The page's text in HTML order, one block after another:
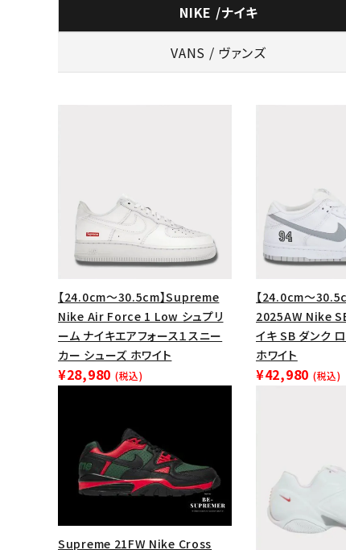
NIKE /ナイキ
VANS / ヴァンズ
【24.0cm～30.5cm】Supreme
Nike Air Force 1 Low シュプリ
ーム ナイキエアフォース１スニー
カー シューズ ホワイト
¥28,980 (税込)
【24.0cm～
2025AW Nike
イキ SB ダンク
ホワイト
¥42,980 (税込)
Supreme 21FW Nike Cross